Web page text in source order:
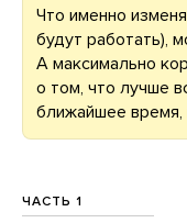
Что именно
будут работать),
А максимально
о том, что лучше
ближайшее время,
ЧАСТЬ 1